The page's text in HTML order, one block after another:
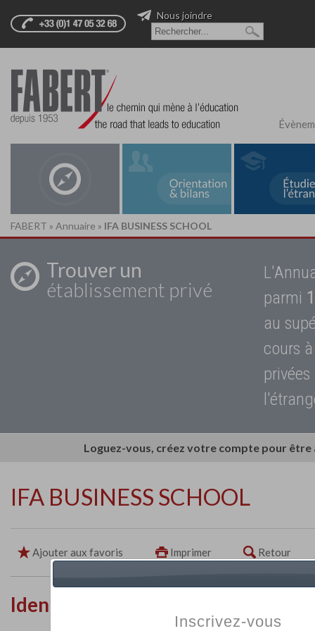
Nous joindre
FABERT » Annuaire » IFA BUSINESS SCHOOL
Trouver un
établissement privé
parmi
au
cours
Loguez-vous, créez votre compte pour
IFA BUSINESS SCHOOL
Ajouter aux favoris Imprimer Retour
Identité de l'établissement
Inscrivez-vous